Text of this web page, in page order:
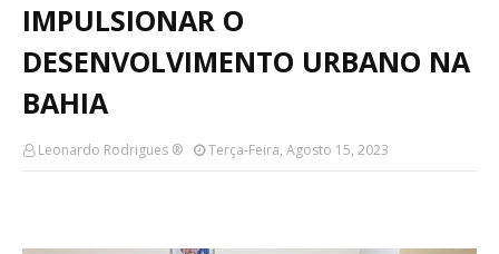
IMPULSIONAR O
DESENVOLVIMENTO URBANO NA
BAHIA
Leonardo Rodrigues ® Terça-Feira, Agosto 15, 2023